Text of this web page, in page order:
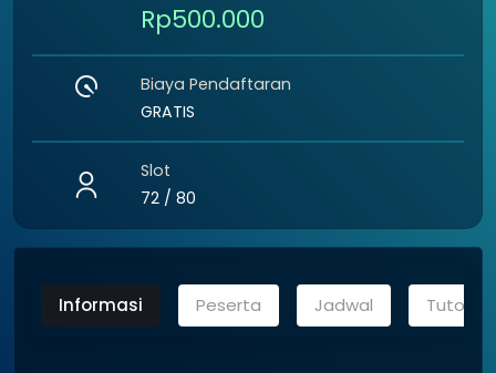
Informasi Peserta Jadwal Tutorial
Rp500.000
Biaya Pendaftaran
GRATIS
Slot
72 / 80